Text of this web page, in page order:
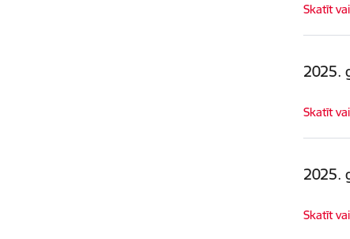
Skatīt
2025.
Skatīt
2025.
Skatīt